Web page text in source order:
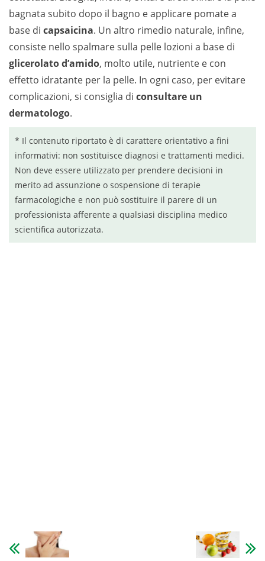
bagnata subito dopo il bagno e applicare pomate a
base di capsaicina. Un altro rimedio naturale, infine,
consiste nello spalmare sulla pelle lozioni a base di
glicerolato d’amido, molto utile, nutriente e con
effetto idratante per la pelle. In ogni caso, per evitare
complicazioni, si consiglia di consultare un
dermatologo.
* Il contenuto riportato è di carattere orientativo a fini
informativi: non sostituisce diagnosi e trattamenti medici.
Non deve essere utilizzato per prendere decisioni in
merito ad assunzione o sospensione di terapie
farmacologiche e non può sostituire il parere di un
professionista afferente a qualsiasi disciplina medico
scientifica autorizzata.